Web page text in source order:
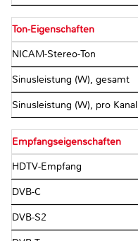
Ton-Eigenschaften
NICAM-Stereo-Ton
Sinusleistung (W), gesamt
Sinusleistung (W), pro Kanal
Empfangseigenschaften
HDTV-Empfang
DVB-C
DVB-S2